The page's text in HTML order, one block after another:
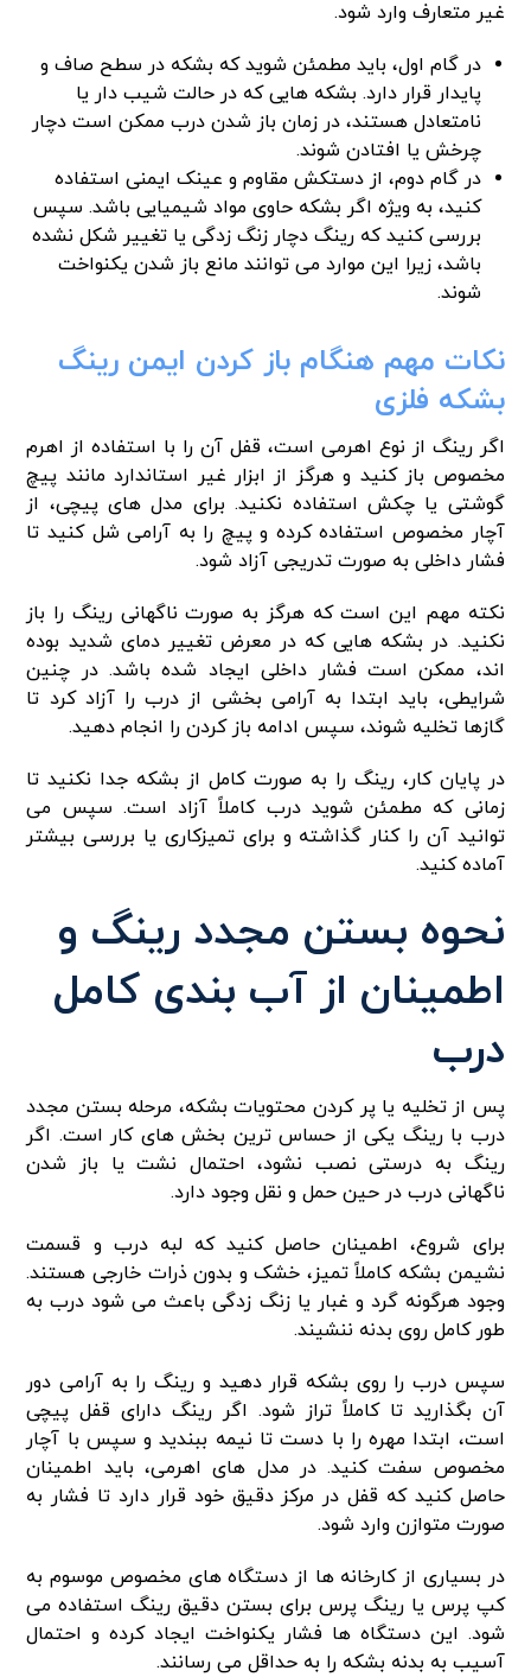
غیر متعارف وارد شود.
در گام اول، باید مطمئن شوید که بشکه در سطح صاف و
پایدار قرار دارد. بشکه هایی که در حالت شیب دار یا
نامتعادل هستند، در زمان باز شدن درب ممکن است دچار
چرخش یا افتادن شوند.
در گام دوم، از دستکش مقاوم و عینک ایمنی استفاده
کنید، به ویژه اگر بشکه حاوی مواد شیمیایی باشد. سپس
بررسی کنید که رینگ دچار زنگ زدگی یا تغییر شکل نشده
باشد، زیرا این موارد می توانند مانع باز شدن یکنواخت
شوند.
نکات مهم هنگام باز کردن ایمن رینگ
بشکه فلزی
اگر رینگ از نوع اهرمی است، قفل آن را با استفاده از اهرم
مخصوص باز کنید و هرگز از ابزار غیر استاندارد مانند پیچ
گوشتی یا چکش استفاده نکنید. برای مدل های پیچی، از
آچار مخصوص استفاده کرده و پیچ را به آرامی شل کنید تا
فشار داخلی به صورت تدریجی آزاد شود.
نکته مهم این است که هرگز به صورت ناگهانی رینگ را باز
نکنید. در بشکه هایی که در معرض تغییر دمای شدید بوده
اند، ممکن است فشار داخلی ایجاد شده باشد. در چنین
شرایطی، باید ابتدا به آرامی بخشی از درب را آزاد کرد تا
گازها تخلیه شوند، سپس ادامه باز کردن را انجام دهید.
در پایان کار، رینگ را به صورت کامل از بشکه جدا نکنید تا
زمانی که مطمئن شوید درب کاملاً آزاد است. سپس می
توانید آن را کنار گذاشته و برای تمیزکاری یا بررسی بیشتر
آماده کنید.
نحوه بستن مجدد رینگ و
اطمینان از آب بندی کامل
درب
پس از تخلیه یا پر کردن محتویات بشکه، مرحله بستن مجدد
درب با رینگ یکی از حساس ترین بخش های کار است. اگر
رینگ به درستی نصب نشود، احتمال نشت یا باز شدن
ناگهانی درب در حین حمل و نقل وجود دارد.
برای شروع، اطمینان حاصل کنید که لبه درب و قسمت
نشیمن بشکه کاملاً تمیز، خشک و بدون ذرات خارجی هستند.
وجود هرگونه گرد و غبار یا زنگ زدگی باعث می شود درب به
طور کامل روی بدنه ننشیند.
سپس درب را روی بشکه قرار دهید و رینگ را به آرامی دور
آن بگذارید تا کاملاً تراز شود. اگر رینگ دارای قفل پیچی
است، ابتدا مهره را با دست تا نیمه ببندید و سپس با آچار
مخصوص سفت کنید. در مدل های اهرمی، باید اطمینان
حاصل کنید که قفل در مرکز دقیق خود قرار دارد تا فشار به
صورت متوازن وارد شود.
در بسیاری از کارخانه ها از دستگاه های مخصوص موسوم به
کپ پرس یا رینگ پرس برای بستن دقیق رینگ استفاده می
شود. این دستگاه ها فشار یکنواخت ایجاد کرده و احتمال
آسیب به بدنه بشکه را به حداقل می رسانند.